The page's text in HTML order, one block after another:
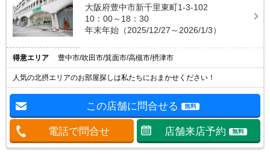
大阪府豊中市新千里東町1-3-102
10：00～18：30
年末年始（2025/12/27～2026/1/3）
得意エリア 豊中市/吹田市/箕面市/高槻市/摂津市
人気の北摂エリアのお部屋探しは私たちにおまかせください！
この店舗に問合せる 無料
電話で問合せ 店舗来店予約 無料